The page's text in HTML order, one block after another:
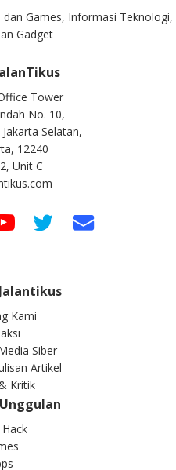
Games, Informasi Teknologi,
Gadget
Tower
No. 10,
Selatan,
12240
Unit C
Kami
Siber
Artikel
Kritik